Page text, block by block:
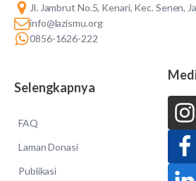
Jl. Jambrut No.5, Kenari, Kec. Senen,
info@lazismu.org
0856-1626-222
Selengkapnya
FAQ
Laman Donasi
Publikasi